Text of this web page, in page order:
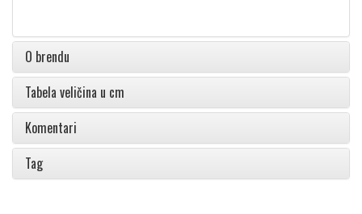
O brendu
Tabela veličina u cm
Komentari
Tag